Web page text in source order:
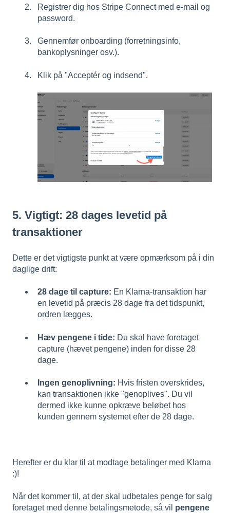
Registrer dig hos Stripe Connect med e-mail og
password.
Gennemfør onboarding (forretningsinfo,
bankoplysninger osv.).
Klik på "Acceptér og indsend".
5. Vigtigt: 28 dages levetid på
transaktioner
Dette er det vigtigste punkt at være opmærksom på i din
daglige drift:
28 dage til capture: En Klarna-transaktion har
en levetid på præcis 28 dage fra det tidspunkt,
ordren lægges.
Hæv pengene i tide: Du skal have foretaget
capture (hævet pengene) inden for disse 28
dage.
Ingen genoplivning: Hvis fristen overskrides,
kan transaktionen ikke "genoplives". Du vil
dermed ikke kunne opkræve beløbet hos
kunden gennem systemet efter de 28 dage.
Herefter er du klar til at modtage betalinger med Klarna
:)!
Når det kommer til, at der skal udbetales penge for salg
foretaget med denne betalingsmetode, så vil pengene